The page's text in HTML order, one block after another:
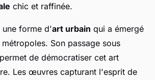
chic et raffinée.
une forme d'art urbain qui a émergé
Son passage sous
permet de démocratiser cet art
Les œuvres capturant l'esprit de